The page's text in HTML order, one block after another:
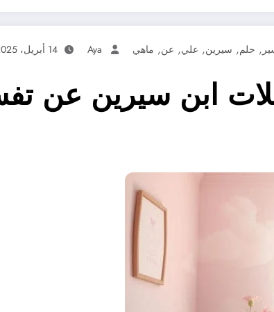
, حلم, سيرين, علي, عن, ماهي Aya 14 أبريل، 2025
ابن سيرين عن